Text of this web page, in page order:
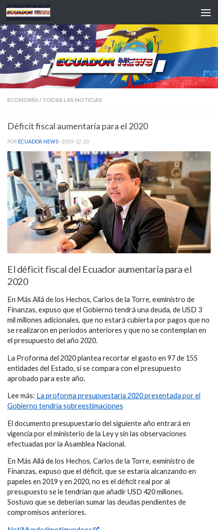
Saltar al contenido
ECONOMÍA/ TODAS LAS NOTICIAS
Déficit fiscal aumentaría para el 2020
POR ECUADOR NEWS · 2019-12-20
El déficit fiscal del Ecuador aumentaría para el
2020
En Más Allá de los Hechos, Carlos de la Torre, exministro de
Finanzas, expuso que el Gobierno tendrá una deuda, de USD 3
mil millones adicionales, que no estará cubierta por pagos que no
se realizaron en periodos anteriores y que no se contemplan en
el presupuesto del año 2020.
La Proforma del 2020 plantea recortar el gasto en 97 de 155
entidades del Estado, si se compara con el presupuesto
aprobado para este año.
Lee más: La proforma presupuestaria 2020 presentada por el
Gobierno tendría sobreestimaciones
El documento presupuestario del siguiente año entrará en
vigencia por el ministerio de la Ley y sin las observaciones
efectuadas por la Asamblea Nacional.
En Más Allá de los Hechos, Carlos de la Torre, exministro de
Finanzas, expuso que el déficit, que se estaría alcanzando en
papeles en 2019 y en 2020, no es el déficit real por al
presupuesto se le tendrían que añadir USD 420 millones.
Sostuvo que se deberían sumar las deudas pendientes de
compromisos anteriores.